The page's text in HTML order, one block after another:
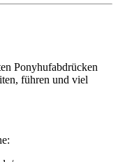
Ponyhufabdrücken
führen und viel